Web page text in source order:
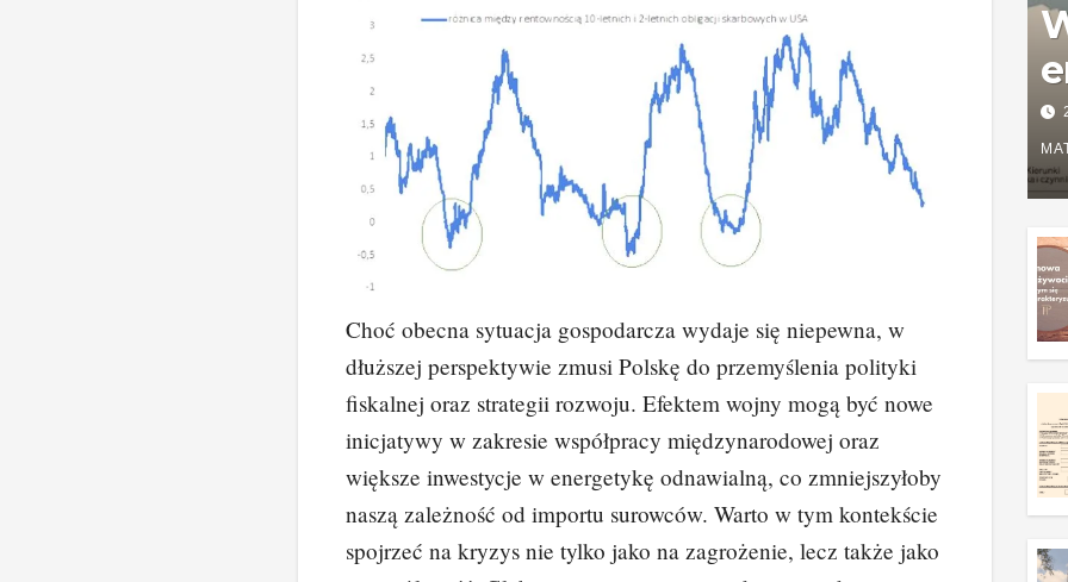
Choć obecna sytuacja gospodarcza wydaje się niepewna, w
dłuższej perspektywie zmusi Polskę do przemyślenia polityki
fiskalnej oraz strategii rozwoju. Efektem wojny mogą być nowe
inicjatywy w zakresie współpracy międzynarodowej oraz
większe inwestycje w energetykę odnawialną, co zmniejszyłoby
naszą zależność od importu surowców. Warto w tym kontekście
spojrzeć na kryzys nie tylko jako na zagrożenie, lecz także jako